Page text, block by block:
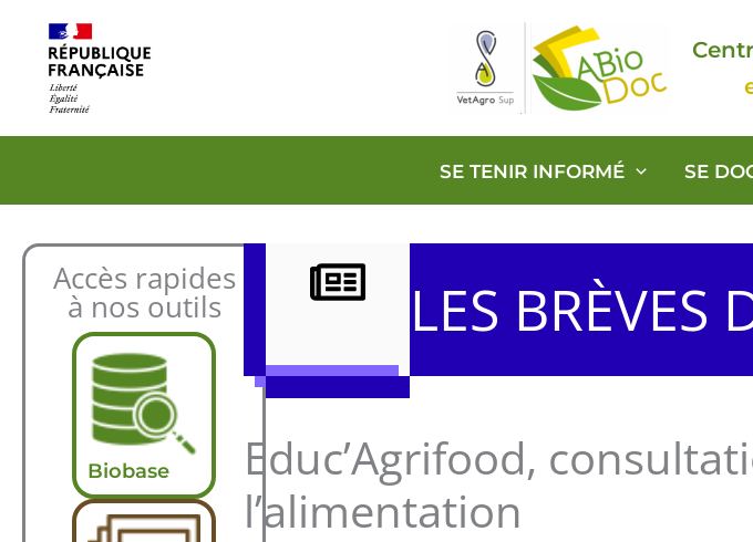
contenu
SE TENIR INFORMÉ SE
Accès rapides
à nos outils
Biobase
LES BRÈVES
Educ’Agrifood,
l’alimentation